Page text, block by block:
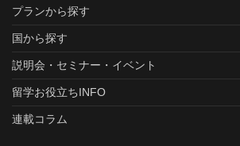
プランから探す
国から探す
説明会・セミナー・イベント
留学お役立ちINFO
連載コラム